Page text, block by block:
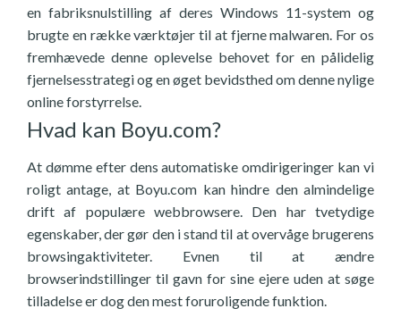
en fabriksnulstilling af deres Windows 11-system og
brugte en række værktøjer til at fjerne malwaren. For os
fremhævede denne oplevelse behovet for en pålidelig
fjernelsesstrategi og en øget bevidsthed om denne nylige
online forstyrrelse.
Hvad kan Boyu.com?
At dømme efter dens automatiske omdirigeringer kan vi
roligt antage, at Boyu.com kan hindre den almindelige
drift af populære webbrowsere. Den har tvetydige
egenskaber, der gør den i stand til at overvåge brugerens
browsingaktiviteter. Evnen til at ændre
browserindstillinger til gavn for sine ejere uden at søge
tilladelse er dog den mest foruroligende funktion.